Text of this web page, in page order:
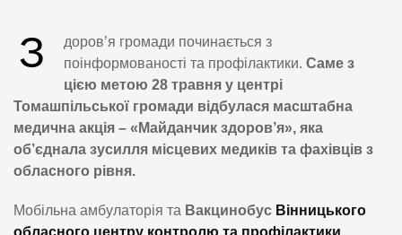
З
доров’я громади починається з
поінформованості та профілактики. Саме з
цією метою 28 травня у центрі
Томашпільської громади відбулася масштабна
медична акція – «Майданчик здоров’я», яка
об’єднала зусилля місцевих медиків та фахівців з
обласного рівня.
Мобільна амбулаторія та Вакцинобус Вінницького